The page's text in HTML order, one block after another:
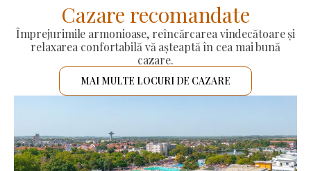
Cazare recomandate
Împrejurimile armonioase, reîncărcarea vindecătoare și
relaxarea confortabilă vă așteaptă în cea mai bună
cazare.
MAI MULTE LOCURI DE CAZARE